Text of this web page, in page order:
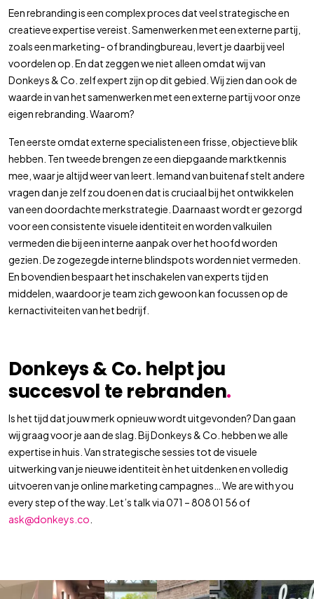
Een rebranding is een complex proces dat veel strategische en
creatieve expertise vereist. Samenwerken met een externe partij,
zoals een marketing- of brandingbureau, levert je daarbij veel
voordelen op. En dat zeggen we niet alleen omdat wij van
Donkeys & Co. zelf expert zijn op dit gebied. Wij zien dan ook de
waarde in van het samenwerken met een externe partij voor onze
eigen rebranding. Waarom?
Ten eerste omdat externe specialisten een frisse, objectieve blik
hebben. Ten tweede brengen ze een diepgaande marktkennis
mee, waar je altijd weer van leert. Iemand van buitenaf stelt andere
vragen dan je zelf zou doen en dat is cruciaal bij het ontwikkelen
van een doordachte merkstrategie. Daarnaast wordt er gezorgd
voor een consistente visuele identiteit en worden valkuilen
vermeden die bij een interne aanpak over het hoofd worden
gezien. De zogezegde interne blindspots worden niet vermeden.
En bovendien bespaart het inschakelen van experts tijd en
middelen, waardoor je team zich gewoon kan focussen op de
kernactiviteiten van het bedrijf.
Donkeys & Co. helpt jou
succesvol te rebranden.
Is het tijd dat jouw merk opnieuw wordt uitgevonden? Dan gaan
wij graag voor je aan de slag. Bij Donkeys & Co. hebben we alle
expertise in huis. Van strategische sessies tot de visuele
uitwerking van je nieuwe identiteit èn het uitdenken en volledig
uitvoeren van je online marketing campagnes… We are with you
every step of the way. Let’s talk via 071 – 808 01 56 of
ask@donkeys.co